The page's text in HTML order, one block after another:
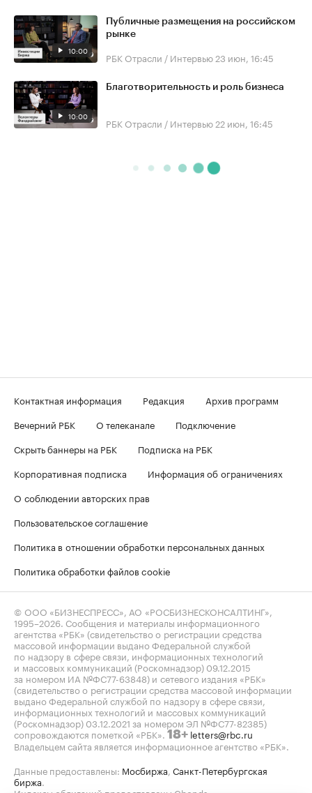
10:00
Публичные размещения на российском
рынке
РБК Отрасли / Интервью 23 июн, 16:45
10:00
Благотворительность и роль бизнеса
РБК Отрасли / Интервью 22 июн, 16:45
Контактная информация Редакция
Архив программ
Вечерний РБК
О телеканале
Подключение
Скрыть баннеры на РБК
Подписка на РБК
Корпоративная подписка
Информация об ограничениях
О соблюдении авторских прав
Пользовательское соглашение
Политика в отношении обработки персональных данных
Политика обработки файлов cookie
© ООО «БИЗНЕСПРЕСС», АО «РОСБИЗНЕСКОНСАЛТИНГ»,
1995–2026 . Сообщения и материалы информационного
агентства «РБК» (свидетельство о регистрации средства
массовой информации выдано Федеральной службой
по надзору в сфере связи, информационных технологий
и массовых коммуникаций (Роскомнадзор) 09.12.2015
за номером ИА №ФС77-63848) и сетевого издания «РБК»
(свидетельство о регистрации средства массовой информации
выдано Федеральной службой по надзору в сфере связи,
информационных технологий и массовых коммуникаций
(Роскомнадзор) 03.12.2021 за номером ЭЛ №ФС77-82385)
сопровождаются пометкой «РБК». 18+ letters@rbc.ru
Владельцем сайта является информационное агентство «РБК».
Данные предоставлены: Мосбиржа Санкт-Петербургская
биржа